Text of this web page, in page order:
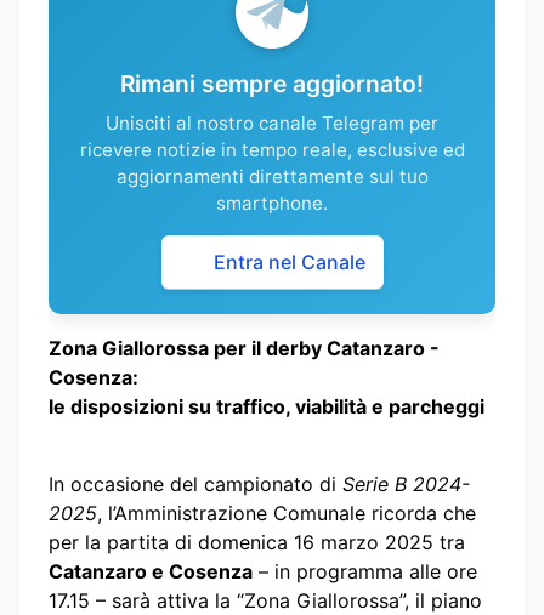
Rimani sempre aggiornato!
Unisciti al nostro canale Telegram per
ricevere notizie in tempo reale, esclusive ed
aggiornamenti direttamente sul tuo
smartphone.
Entra nel Canale
Zona Giallorossa per il derby Catanzaro -
Cosenza:
le disposizioni su traffico, viabilità e parcheggi
In occasione del campionato di Serie B 2024-
2025, l’Amministrazione Comunale ricorda che
per la partita di domenica 16 marzo 2025 tra
Catanzaro e Cosenza – in programma alle ore
17.15 – sarà attiva la “Zona Giallorossa”, il piano